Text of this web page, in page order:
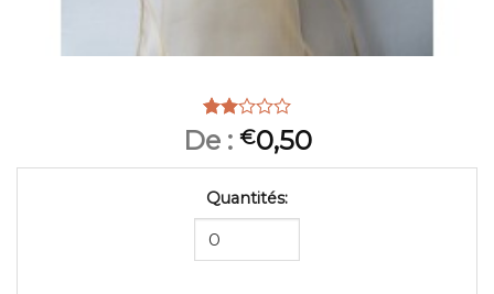
Noté
2.00
sur
basé
sur
5
notations
client
De : €0,50
Quantités: